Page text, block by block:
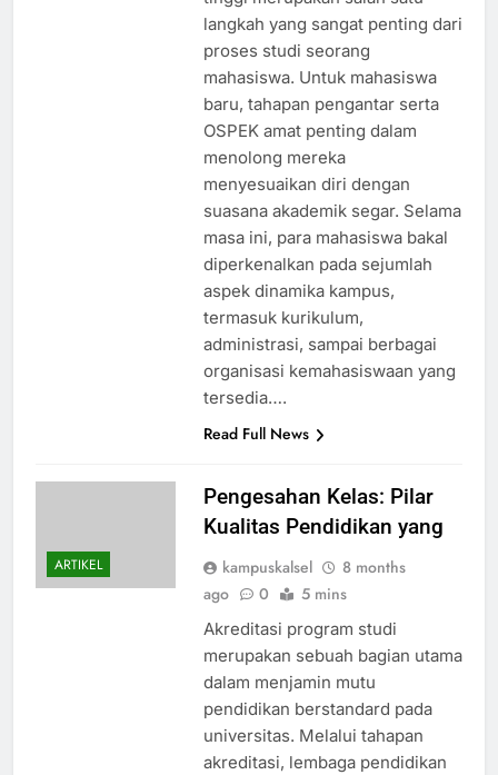
langkah yang sangat penting dari
proses studi seorang
mahasiswa. Untuk mahasiswa
baru, tahapan pengantar serta
OSPEK amat penting dalam
menolong mereka
menyesuaikan diri dengan
suasana akademik segar. Selama
masa ini, para mahasiswa bakal
diperkenalkan pada sejumlah
aspek dinamika kampus,
termasuk kurikulum,
administrasi, sampai berbagai
organisasi kemahasiswaan yang
tersedia….
Read Full News
ARTIKEL
Pengesahan Kelas: Pilar
Kualitas Pendidikan yang
kampuskalsel
8 months
ago
0 5 mins
Akreditasi program studi
merupakan sebuah bagian utama
dalam menjamin mutu
pendidikan berstandard pada
universitas. Melalui tahapan
akreditasi, lembaga pendidikan